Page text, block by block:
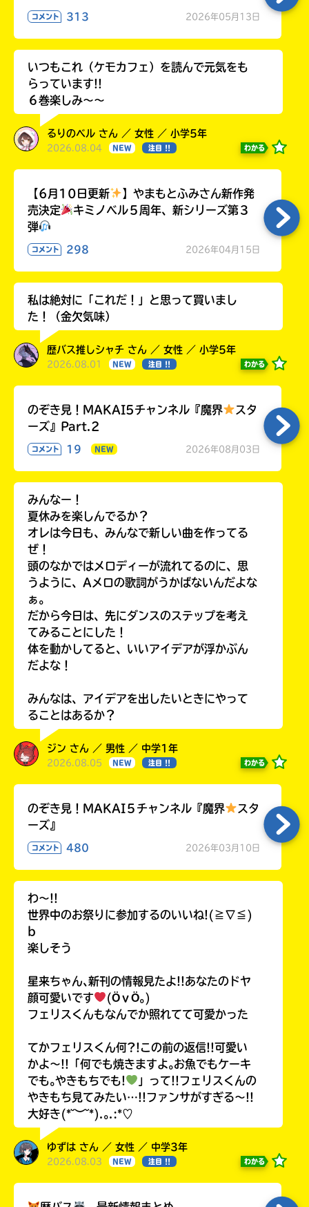
コメント 313 2026年05月13日
いつもこれ（ケモカフェ）を読んで元気をも
らっています!!
６巻楽しみ～～
るりのベル さん ／ 女性 ／ 小学5年
2026.08.04 NEW 注目 !! わかる
【6月10日更新
】やまもとふみさん新作発
売決定
キミノベル５周年、新シリーズ第３
弾
コメント 298 2026年04月15日
私は絶対に「これだ！」と思って買いまし
た！（金欠気味）
歴バス推しシャチ さん ／ 女性 ／ 小学5年
2026.08.01 NEW 注目 !! わかる
のぞき見！MAKAI5チャンネル『魔界
スタ
ーズ』Part.2
コメント 19 NEW 2026年08月03日
みんなー！
夏休みを楽しんでるか？
オレは今日も、みんなで新しい曲を作ってる
ぜ！
頭のなかではメロディーが流れてるのに、思
うように、Aメロの歌詞がうかばないんだよな
ぁ。
だから今日は、先にダンスのステップを考え
てみることにした！
体を動かしてると、いいアイデアが浮かぶん
だよな！
みんなは、アイデアを出したいときにやって
ることはあるか？
ジン さん ／ 男性 ／ 中学1年
2026.08.05 NEW 注目 !! わかる
のぞき見！MAKAI５チャンネル『魔界
スタ
ーズ』
コメント 480 2026年03月10日
わ〜!!
世界中のお祭りに参加するのいいね!(≧∇≦)
b
楽しそう
星来ちゃん､新刊の情報見たよ!!あなたのドヤ
顔可愛いです
(ӦｖӦ｡)
フェリスくんもなんでか照れてて可愛かった
てかフェリスくん何?!この前の返信!!可愛い
かよ〜!!「何でも焼きますよ｡お魚でもケーキ
でも｡やきもちでも!
」って!!フェリスくんの
やきもち見てみたい…!!ファンサがすぎる〜!!
大好き(*˘︶˘*).｡.:*♡
ゆずは さん ／ 女性 ／ 中学3年
2026.08.03 NEW 注目 !! わかる